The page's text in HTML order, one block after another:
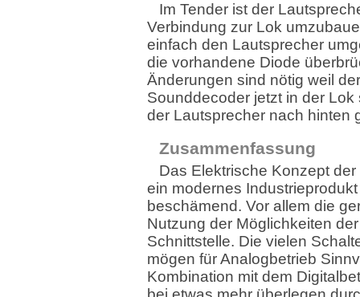
Im Tender ist der
Verbindung zur Lok
einfach den Lautsprecher
die vorhandene Diode
Änderungen sind nötig weil der
Sounddecoder jetzt in der Lok
der Lautsprecher nach hinten
Zusammenfassung
Das Elektrische Konzept der
ein modernes Industrieprodukt
beschämend. Vor allem die
Nutzung der Möglichkeiten der
Schnittstelle. Die vielen
mögen für Analogbetrieb
Kombination mit dem